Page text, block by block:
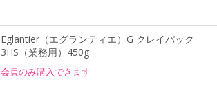
Eglantier（エグランティエ）G クレイパック
3HS（業務用）450g
会員のみ購入できます